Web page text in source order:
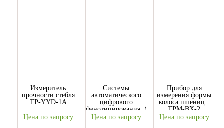
Измеритель
прочности стебля
TP-YYD-1A
Цена по запросу
Системы
автоматического
цифрового
фенотипирования（2D)
TP-plant-VL2 /
（3D) TP-plant-VL2
Цена по запросу
Прибор для
измерения формы
колоса пшеницы
TPM-BX-2
Цена по запросу